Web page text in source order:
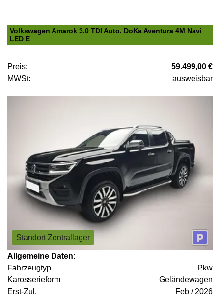
Volkswagen Amarok 3.0 TDI Auto. DoKa Aventura 4M Navi
LED E
Preis:
59.499,00 €
MWSt:
ausweisbar
Standort Zentrallager
Allgemeine Daten:
Fahrzeugtyp
Pkw
Karosserieform
Geländewagen
Erst-Zul.
Feb / 2026